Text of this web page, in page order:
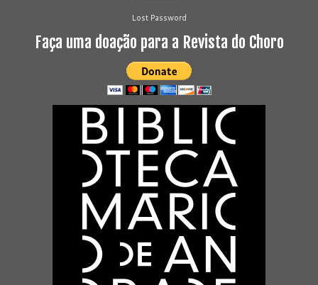
Lost Password
Faça uma doação para a Revista do Choro